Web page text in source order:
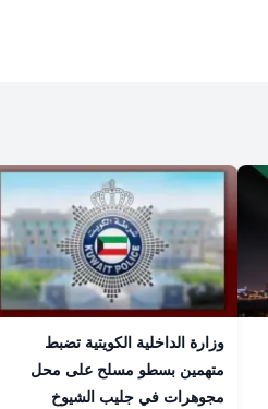
وزارة الداخلية الكويتية تضبط
متهمين بسطو مسلح على محل
مجوهرات في جليب الشيوخ